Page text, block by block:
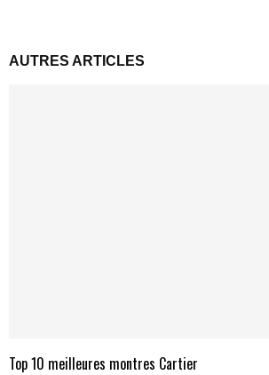
AUTRES ARTICLES
Top 10 meilleures montres Cartier